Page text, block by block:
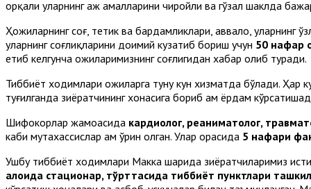
орқали уларнинг ҳаж амалларини чиройли ва гўзал шаклда
Ҳожиларнинг соғ, тетик ва бардамликлари, аввало, уларнинг
уларнинг соғлиқларини доимий кузатиб бориш учун 50 нафар
етиб келгунча ҳожиларимизнинг соғлигидан хабар олиб туради.
Тиббиёт ходимлари ҳожиларга туну кун хизматда бўлади. Ҳар
туғилганда зиёратчининг хонасига бориб ҳам ёрдам
Шифокорлар жамоасида кардиолог, реаниматолог,
каби мутахассислар ҳам ўрин олган. Улар орасида 5 нафари
Ушбу тиббиёт ходимлари Макка шаҳрида зиёратчиларимиз
алоҳида стационар, тўрттасида тиббиёт пунктлари